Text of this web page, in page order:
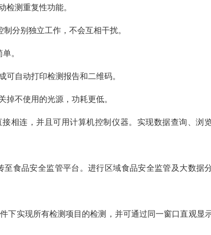
检测重复性功能。
分别独立工作，不会互相干扰。
。
自动打印检测报告和二维码。
不使用的光源，功耗更低。
相连，并且可用计算机控制仪器。实现数据查询、浏
食品安全监管平台。进行区域食品安全监管及大数据
下实现所有检测项目的检测，并可通过同一窗口直观显